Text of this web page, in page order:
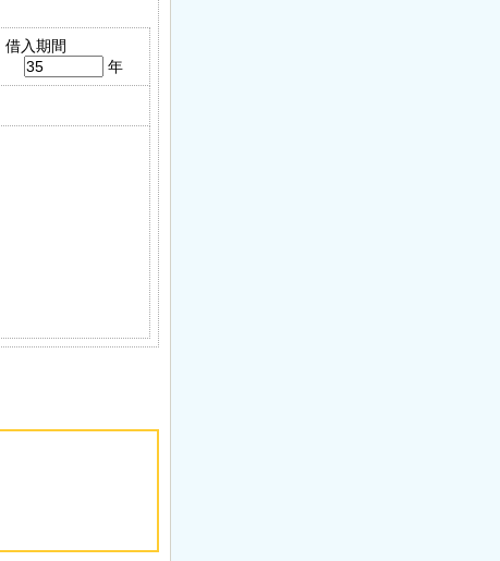
借入期間
年